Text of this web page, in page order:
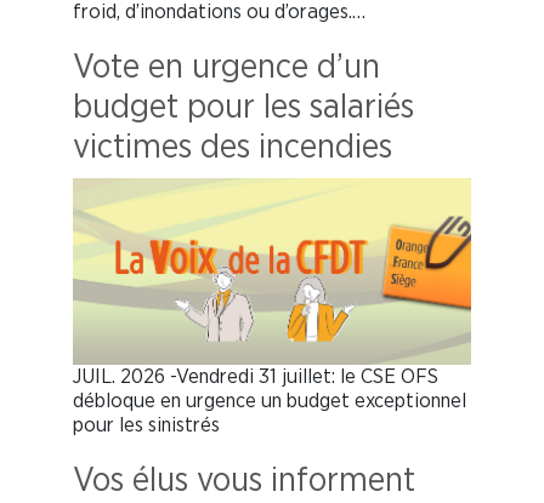
froid, d’inondations ou d’orages.…
Vote en urgence d’un
budget pour les salariés
victimes des incendies
JUIL. 2026 -Vendredi 31 juillet: le CSE OFS
débloque en urgence un budget exceptionnel
pour les sinistrés
Vos élus vous informent